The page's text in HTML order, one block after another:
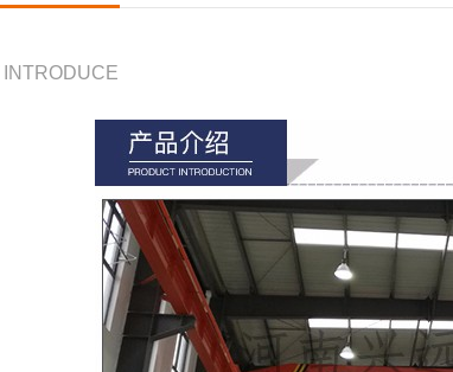
INTRODUCE